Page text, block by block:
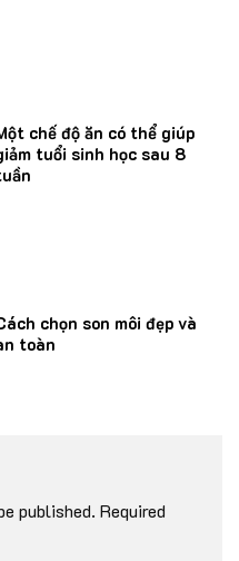
chế độ ăn có thể giúp
tuổi sinh học sau 8
chọn son môi đẹp và
toàn
published. Required